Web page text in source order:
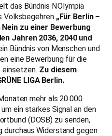
das Bündnis NOlympia
Volksbegehren„Für Berlin –
zu einer Bewerbung
Jahren 2036, 2040 und
Bündnis von Menschen und
eine Bewerbung für die
einsetzen. Zu diesem
LIGA Berlin.
mehr als 20.000
ein starkes Signal an den
(DOSB) zu senden,
durchaus Widerstand gegen